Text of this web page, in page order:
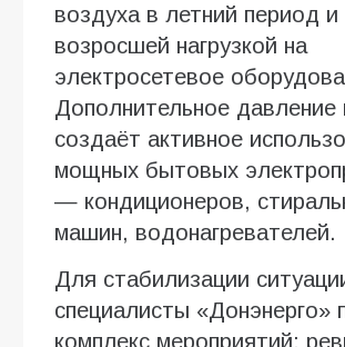
воздуха в летний период и
возросшей нагрузкой на
электросетевое
Дополнительное давление
создаёт активное
мощных бытовых
— кондиционеров,
машин, водонагревателей.
Для стабилизации
специалисты «Донэнерго»
комплекс мероприятий: